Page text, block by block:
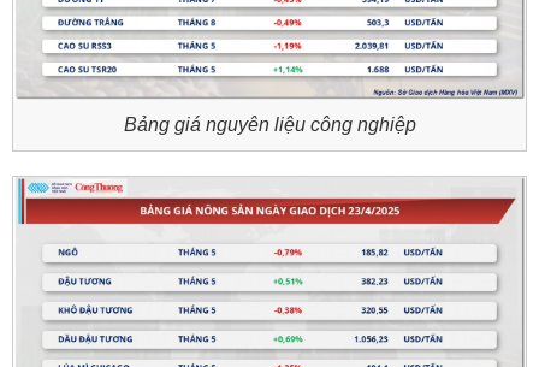
Bảng giá nguyên liệu công nghiệp